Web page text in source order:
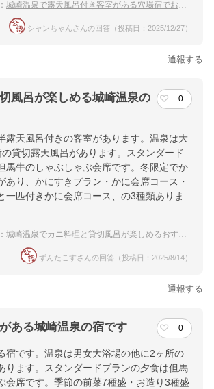
城崎温泉で露天風呂付き客室がある穴場宿でおすすめありますか？
シャンちゃんさんの回答（投稿日：2025/12/27）
通報する
風呂が楽しめる城崎温泉の
0
露天風呂付きの客室があります。温泉は大
貸切露天風呂があります。スタンダード
馬牛のしゃぶしゃぶ会席です。冬限定でか
あり、かにすきプラン・かに会席コース・
一匹付きかに会席コース、の3種類ありま
城崎温泉でカニ料理と貸切風呂が楽しめるおすすめの温泉宿
ずんたこすさんの回答（投稿日：2025/8/14）
通報する
ある城崎温泉の宿です 0
宿です。温泉は男女大浴場の他に2ヶ所の
ります。スタンダードプランの夕食は但馬
会席です。季節の前菜7種盛・お造り3種盛